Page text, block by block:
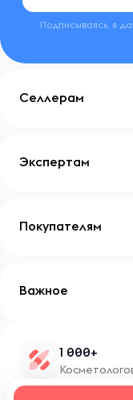
Подписываясь, я
Селлерам
Экспертам
Покупателям
Важное
1 000+